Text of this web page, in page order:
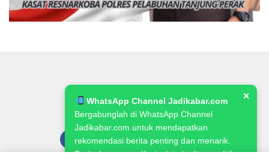
WhatsApp Channel Jadikabar.com
Bergabunglah di WhatsApp Channel
Jadikabar.com untuk mendapatkan
rekomendasi berita penting dan menarik.
Berita Lowongan Kerja, kriminalitas, politik,
✕